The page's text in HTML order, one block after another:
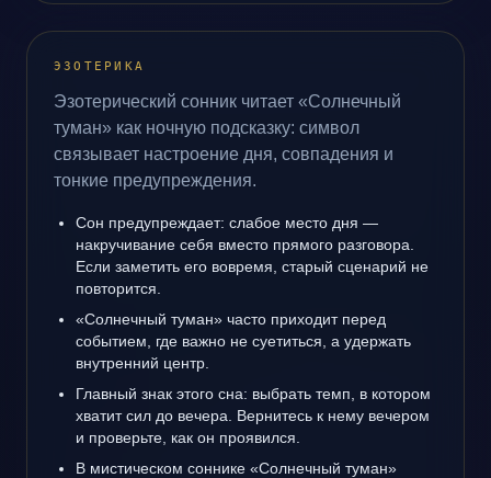
ЭЗОТЕРИКА
Эзотерический сонник читает «Солнечный
туман» как ночную подсказку: символ
связывает настроение дня, совпадения и
тонкие предупреждения.
Сон предупреждает: слабое место дня —
накручивание себя вместо прямого разговора.
Если заметить его вовремя, старый сценарий не
повторится.
«Солнечный туман» часто приходит перед
событием, где важно не суетиться, а удержать
внутренний центр.
Главный знак этого сна: выбрать темп, в котором
хватит сил до вечера. Вернитесь к нему вечером
и проверьте, как он проявился.
В мистическом соннике «Солнечный туман»